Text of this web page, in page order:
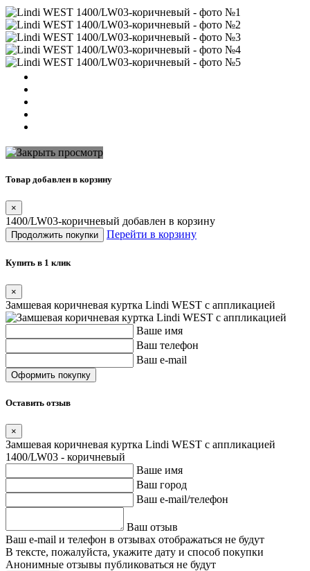
Товар добавлен в корзину
×
1400/LW03-коричневый добавлен в корзину
Продолжить покупки Перейти в корзину
Купить в 1 клик
×
Замшевая коричневая куртка Lindi WEST с аппликацией
Ваше имя
Ваш телефон
Ваш e-mail
Оставить отзыв
×
Замшевая коричневая куртка Lindi WEST с аппликацией
1400/LW03 - коричневый
Ваше имя
Ваш город
Ваш e-mail/телефон
Ваш отзыв
Ваш e-mail и телефон в отзывах отображаться не будут
В тексте, пожалуйста, укажите дату и способ покупки
Анонимные отзывы публиковаться не будут